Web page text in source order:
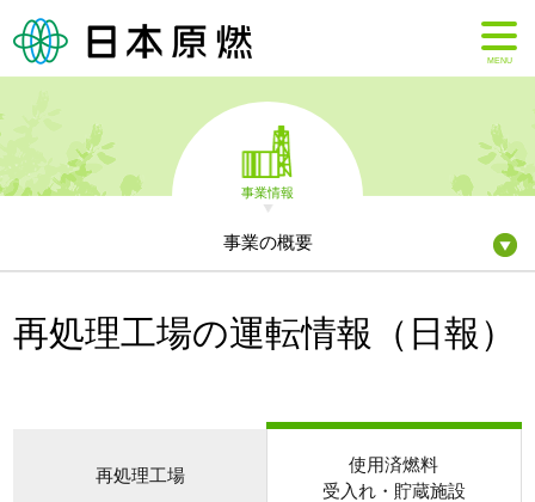
MENU
事業情報
事業の概要
再処理工場の運転情報（日報）
再処理工場
使用済燃料
受入れ・貯蔵施設